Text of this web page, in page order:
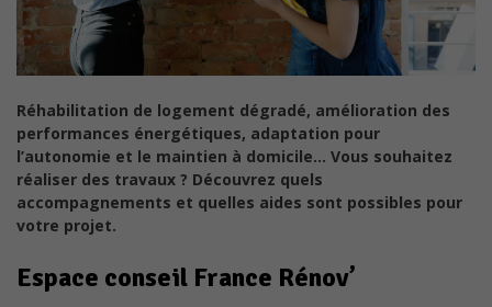
Réhabilitation de logement dégradé, amélioration des
performances énergétiques, adaptation pour
l’autonomie et le maintien à domicile… Vous souhaitez
réaliser des travaux ? Découvrez quels
accompagnements et quelles aides sont possibles pour
votre projet.
Espace conseil France Rénov’